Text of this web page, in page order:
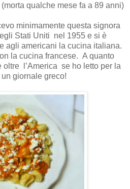
(morta qualche mese fa a 89 anni)
minimamente questa signora
Stati Uniti nel 1955 e si è
agli americani la cucina italiana.
la cucina francese. A quanto
oltre l’America se ho letto per la
giornale greco!